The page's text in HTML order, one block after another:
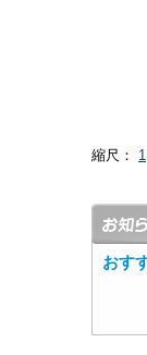
縮尺：
おす